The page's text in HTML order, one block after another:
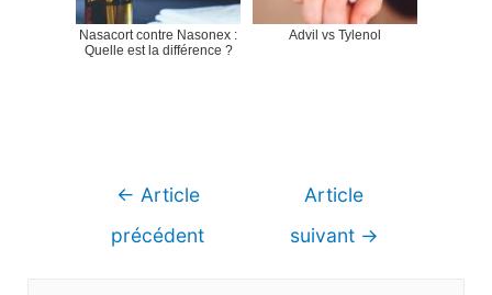
Nasacort contre Nasonex :
Quelle est la différence ?
Advil vs Tylenol
Navigation
← Article
précédent
Article
suivant →